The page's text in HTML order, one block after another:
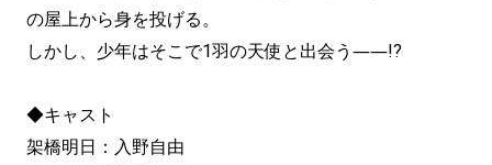
の屋上から身を投げる。
しかし、少年はそこで1羽の天使と出会う――!?
◆キャスト
架橋明日：入野自由